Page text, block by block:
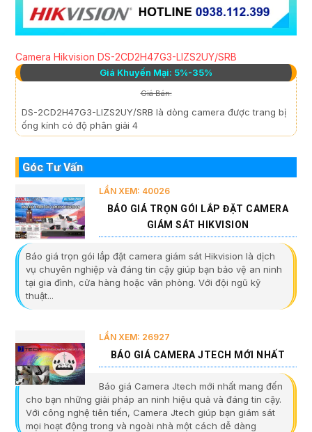
Camera Hikvision DS-2CD2H47G3-LIZS2UY/SRB
Giá Khuyến Mại: 5%-35%
Giá Bán:
DS-2CD2H47G3-LIZS2UY/SRB là dòng camera được trang bị
ống kính có độ phân giải 4
Góc Tư Vấn
LẦN XEM: 40026
BÁO GIÁ TRỌN GÓI LẮP ĐẶT CAMERA
GIÁM SÁT HIKVISION
Báo giá trọn gói lắp đặt camera giám sát Hikvision là dịch
vụ chuyên nghiệp và đáng tin cậy giúp bạn bảo vệ an ninh
tại gia đình, cửa hàng hoặc văn phòng. Với đội ngũ kỹ
thuật...
LẦN XEM: 26927
BÁO GIÁ CAMERA JTECH MỚI NHẤT
Báo giá Camera Jtech mới nhất mang đến
cho bạn những giải pháp an ninh hiệu quả và đáng tin cậy.
Với công nghệ tiên tiến, Camera Jtech giúp bạn giám sát
mọi hoạt động trong và ngoài nhà một cách dễ dàng